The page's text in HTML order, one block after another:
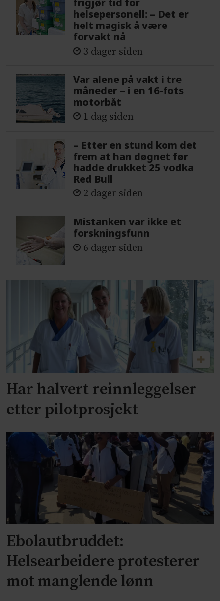
frigjør tid for
helsepersonell: – Det er
helt magisk å være
forvakt nå
3 dager siden
Var alene på vakt i tre
måneder – i en 16-fots
motorbåt
1 dag siden
– Etter en stund kom det
frem at han døgnet før
hadde drukket 25 vodka
Red Bull
2 dager siden
Mistanken var ikke et
forskningsfunn
6 dager siden
Har halvert reinnleggelser
etter pilotprosjekt
Ebolautbruddet:
Helsearbeidere protesterer
mot manglende lønn